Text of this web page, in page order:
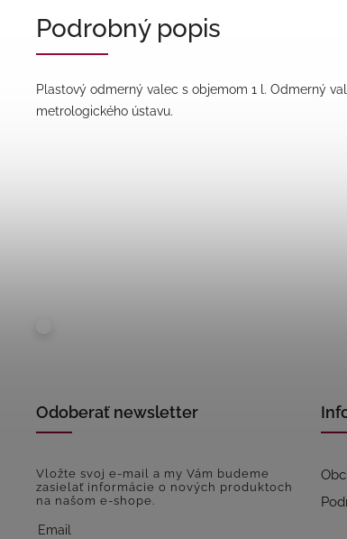
Podrobný popis
Plastový odmerný valec s objemom 1 l. Odmerný
metrologického ústavu.
Odoberať newsletter
Vložte svoj e-mail a my Vám budeme
zasielať informácie o nových produktoch
na našom e-shope.
Email